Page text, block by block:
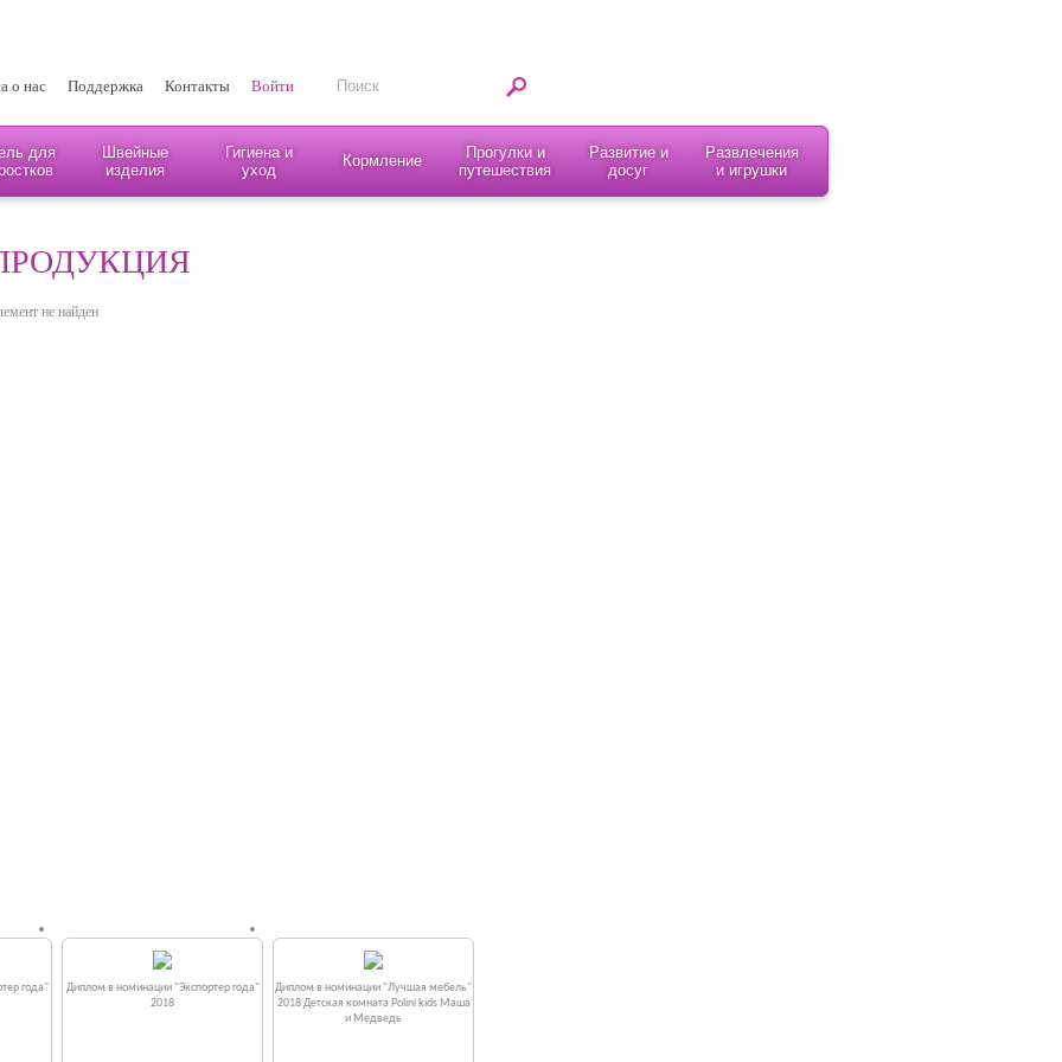
о нас Поддержка Контакты Войти
для
Швейные
изделия
Гигиена и
уход
Кормление
Прогулки и
путешествия
Развитие и
досуг
Развлечения
и игрушки
не найден
года"
Диплом в номинации "Экспортер года"
2018
Диплом в номинации "Лучшая мебель"
2018 Детская комната Polini kids Маша
и Медведь